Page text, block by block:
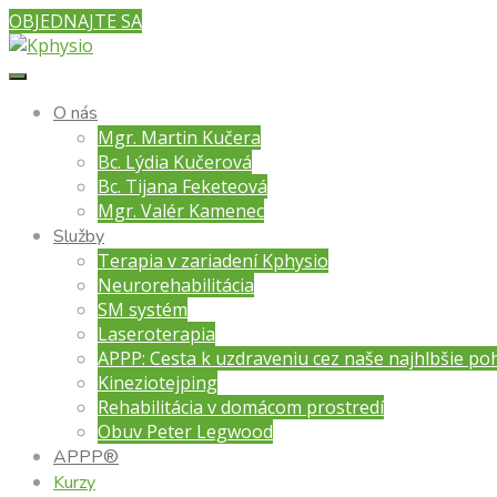
OBJEDNAJTE SA
O nás
Mgr. Martin Kučera
Bc. Lýdia Kučerová
Bc. Tijana Feketeová
Mgr. Valér Kamenec
Služby
Terapia v zariadení Kphysio
Neurorehabilitácia
SM systém
Laseroterapia
APPP: Cesta k uzdraveniu cez naše najhlbšie
Kineziotejping
Rehabilitácia v domácom prostredí
Obuv Peter Legwood
APPP®
Kurzy